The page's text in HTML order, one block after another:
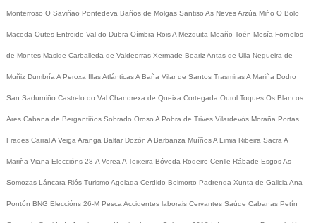
Monterroso O Saviñao Pontedeva Baños de Molgas Santiso As NevesArzúa Miño O Bolo
Maceda Outes Entroido Val do Dubra Oímbra RoisA Mezquita Meaño Toén Mesía Fornelos
de Montes Maside Carballeda de Valdeorras Xermade BearizAntas de Ulla Negueira de
Muñiz Dumbría A Peroxa Illas AtlánticasA Baña Vilar de Santos TrasmirasA Mariña Dodro
San Sadurniño Castrelo do Val Chandrexa de Queixa Cortegada Ourol Toques Os Blancos
Ares Cabana de Bergantiños Sobrado Oroso A Pobra de Trives Vilardevós Moraña Portas
Frades CarralA Veiga Aranga Baltar Dozón A Barbanza MuíñosA Limia Ribeira Sacra A
Mariña Viana Eleccións 28-A Verea A Teixeira Bóveda Rodeiro Cenlle Rábade EsgosAs
Somozas Láncara Riós Turismo Agolada Cerdido Boimorto Padrenda Xunta de Galicia Ana
Pontón BNG Eleccións 26-M Pesca Accidentes laborais Cervantes Saúde Cabanas Petín